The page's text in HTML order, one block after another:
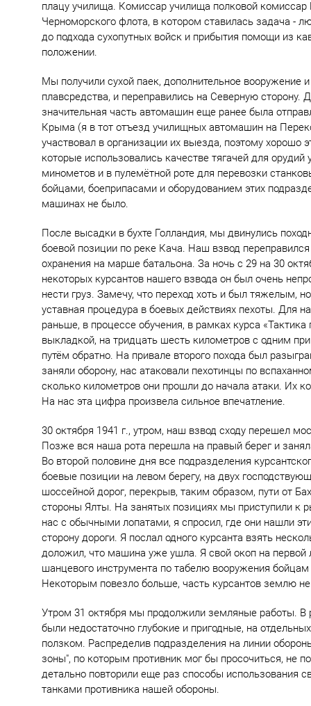
плацу училища. Комиссар училища полковой
Черноморского флота, в котором ставилась задача -
до подхода сухопутных войск и прибытия помощи из
положении.
Мы получили сухой паек, дополнительное
плавсредства, и переправились на Северную
значительная часть автомашин еще ранее была
Крыма (я в тот отъезд училищных автомашин на
участвовал в организации их выезда, поэтому
которые использовались качестве тягачей для
минометов и в пулемётной роте для перевозки
бойцами, боеприпасами и оборудованием этих
машинах не было.
После высадки в бухте Голландия, мы двинулись
боевой позиции по реке Кача. Наш взвод
охранения на марше батальона. За ночь с 29 на 30
некоторых курсантов нашего взвода он был очень
нести груз. Замечу, что переход хоть и был тяжелым,
уставная процедура в боевых действиях пехоты. Для
раньше, в процессе обучения, в рамках курса
выкладкой, на тридцать шесть километров с одним
путём обратно. На привале второго похода был
заняли оборону, нас атаковали пехотинцы по
сколько километров они прошли до начала атаки. Их
На нас эта цифра произвела сильное впечатление.
30 октября 1941 г., утром, наш взвод сходу перешел
Позже вся наша рота перешла на правый берег и
Во второй половине дня все подразделения
боевые позиции на левом берегу, на двух
шоссейной дорог, перекрыв, таким образом, пути от
стороны Ялты. На занятых позициях мы приступили к
нас с обычными лопатами, я спросил, где они нашли
сторону дороги. Я послал одного курсанта взять
доложил, что машина уже ушла. Я свой окоп на первой
шанцевого инструмента по табелю вооружения
Некоторым повезло больше, часть курсантов землю
Утром 31 октября мы продолжили земляные работы. В
были недостаточно глубокие и пригодные, на
ползком. Распределив подразделения на линии
зоны", по которым противник мог бы просочиться, не
детально повторили еще раз способы использования
танками противника нашей обороны.